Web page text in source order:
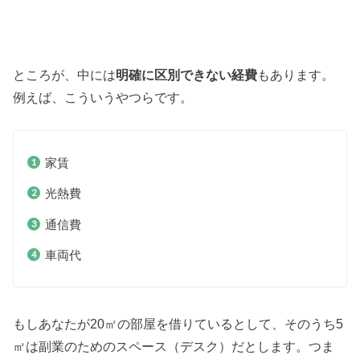
ところが、中には明確に区別できない経費もあります。
例えば、こういうやつらです。
家賃
光熱費
通信費
車両代
もしあなたが20㎡の部屋を借りているとして、そのうち5
㎡は副業のためのスペース（デスク）だとします。つま